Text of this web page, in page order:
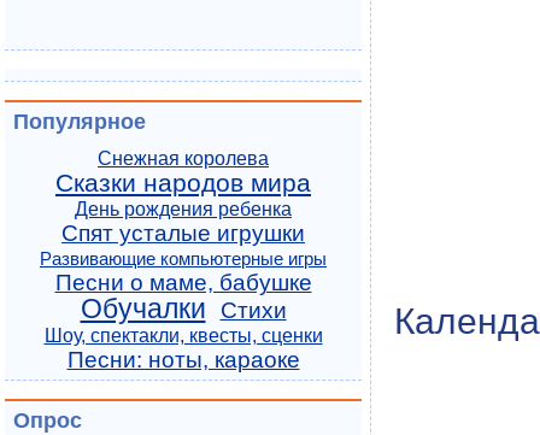
Популярное
Снежная королева
Сказки народов мира
День рождения ребенка
Спят усталые игрушки
Развивающие компьютерные игры
Песни о маме, бабушке
Обучалки Стихи
Шоу, спектакли, квесты, сценки
Песни: ноты, караоке
Опрос